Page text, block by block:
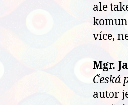
ale
více,
Mgr.
Česká
autor